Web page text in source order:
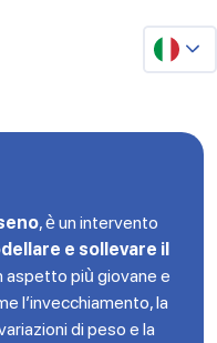
, è un intervento
e sollevare il
aspetto più giovane e
l’invecchiamento, la
di peso e la